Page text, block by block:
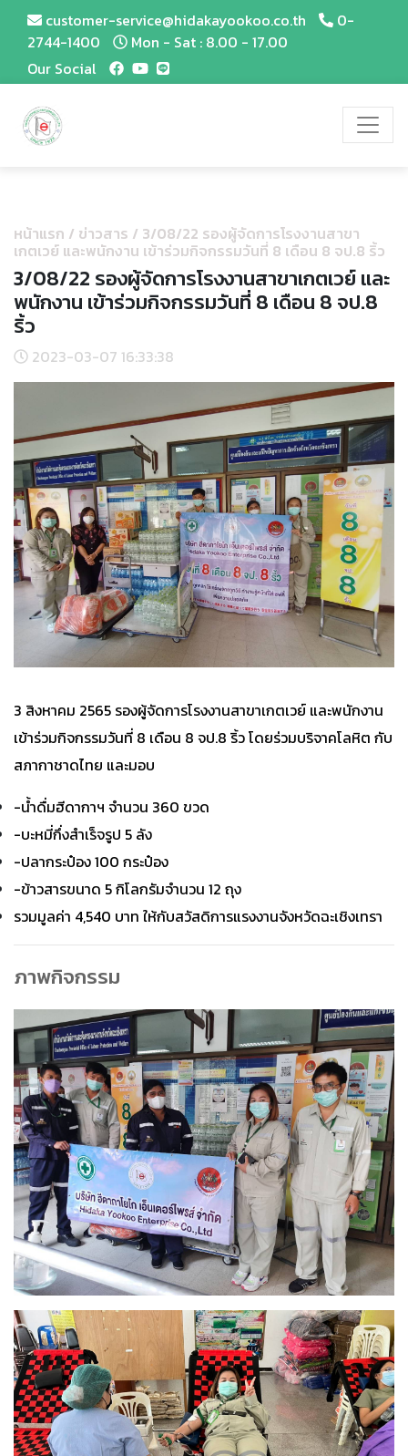
customer-service@hidakayookoo.co.th
0-
2744-1400
Mon - Sat : 8.00 - 17.00
Our Social
หน้าแรก / ข่าวสาร / 3/08/22 รองผู้จัดการโรงงานสาขา
เกตเวย์ และพนักงาน เข้าร่วมกิจกรรมวันที่ 8 เดือน 8 จป.8 ริ้ว
3/08/22 รองผู้จัดการโรงงานสาขาเกตเวย์ และ
พนักงาน เข้าร่วมกิจกรรมวันที่ 8 เดือน 8 จป.8
ริ้ว
2023-03-07 16:33:38
3 สิงหาคม 2565 รองผู้จัดการโรงงานสาขาเกตเวย์ และพนักงาน
เข้าร่วมกิจกรรมวันที่ 8 เดือน 8 จป.8 ริ้ว โดยร่วมบริจาคโลหิต กับ
สภากาชาดไทย และมอบ
-น้ำดื่มฮีดากาฯ จำนวน 360 ขวด
-บะหมี่กึ่งสำเร็จรูป 5 ลัง
-ปลากระป๋อง 100 กระป๋อง
-ข้าวสารขนาด 5 กิโลกรัมจำนวน 12 ถุง
รวมมูลค่า 4,540 บาท ให้กับสวัสดิการแรงงานจังหวัดฉะเชิงเทรา
ภาพกิจกรรม